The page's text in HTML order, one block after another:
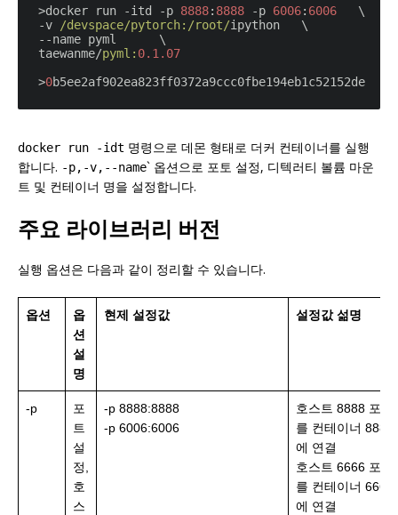
>docker run -itd -p 8888: 8888 -p 6006: 6006
   \
-v
/devspace/pytorch: /root/ipython   \
--name pyml      \
taewanme/pyml: 0.1 .07
>0
docker run -idt 명령으로 데몬 형태로 더커 컨테이너를 실행
합니다. -p, -v, --name` 옵션으로 포토 설정, 디텍러티 볼륨 마운
트 및 컨테이너 명을 설정합니다.
주요 라이브러리 버전
실행 옵션은 다음과 같이 정리할 수 있습니다.
옵션
옵
션
설
명
현제 설정값 설정값 섦명
-p
포
트
설
정,
호
스
-p 8888:8888
-p 6006:6006
호스트 8888 포트
를 컨테이너 8888
에 연결
호스트 6666 포트
를 컨테이너 6666
에 연결